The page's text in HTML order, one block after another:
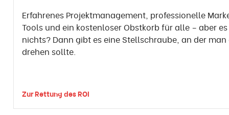
Erfahrenes Projektmanagement, professionelle
Tools und ein kostenloser Obstkorb für alle – aber
nichts? Dann gibt es eine Stellschraube, an der
drehen sollte.
Zur Rettung des ROI